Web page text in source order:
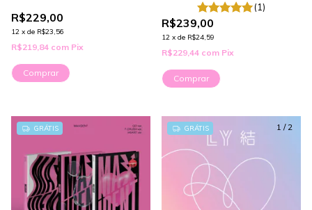
R$229,00
12 x de R$23,56
R$219,84 com Pix
Comprar
(1)
R$239,00
12 x de R$24,59
R$229,44 com Pix
Comprar
GRÁTIS 1 / 2
GRÁTIS